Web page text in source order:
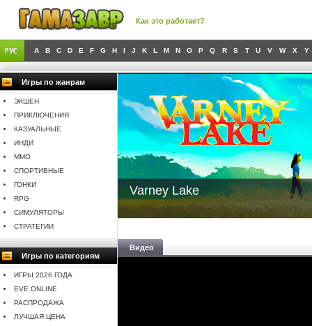
Как это работает?
A B C D E F G H I J K L M N O P Q R S T U V W X Y
Игры по жанрам
ЭКШЕН
ПРИКЛЮЧЕНИЯ
КАЗУАЛЬНЫЕ
ИНДИ
MMO
СПОРТИВНЫЕ
ГОНКИ
RPG
СИМУЛЯТОРЫ
СТРАТЕГИИ
Игры по категориям
ИГРЫ 2026 ГОДА
EVE ONLINE
РАСПРОДАЖА
ЛУЧШАЯ ЦЕНА
Varney Lake
Видео